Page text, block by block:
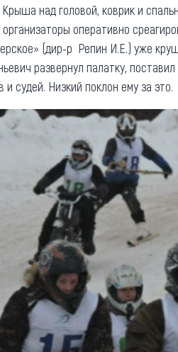
над головой, коврик и
оперативно
(дир-р Репин И.Е.) уже
развернул палатку,
и судей. Низкий поклон ему за это.